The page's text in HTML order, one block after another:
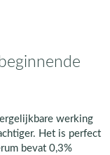
werking
Het is perfect
bevat 0,3%